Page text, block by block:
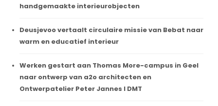
handgemaakte interieurobjecten
Deusjevoo vertaalt circulaire missie van Bebat naar
warm en educatief interieur
Werken gestart aan Thomas More-campus in Geel
naar ontwerp van a2o architecten en
Ontwerpatelier Peter Jannes I DMT